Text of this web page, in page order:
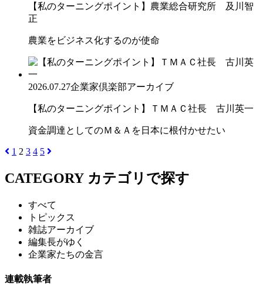
【私のターニングポイント】農業総合研究所 及川智
正
農業をビジネス化するのが使命
2026.07.27企業家倶楽部アーカイブ
【私のターニングポイント】ＴＭＡＣ社長 古川英一
資金調達としてのＭ＆Ａを日本に根付かせたい
1 2 3 4 5
CATEGORY カテゴリで探す
すべて
トピックス
雑誌アーカイブ
編集長がゆく
企業家たちの金言
連載執筆者